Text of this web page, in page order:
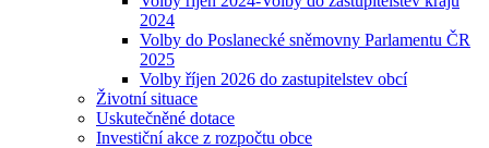
2024
Volby do Poslanecké sněmovny Parlamentu ČR
2025
Volby říjen 2026 do zastupitelstev obcí
Životní situace
Uskutečněné dotace
Investiční akce z rozpočtu obce